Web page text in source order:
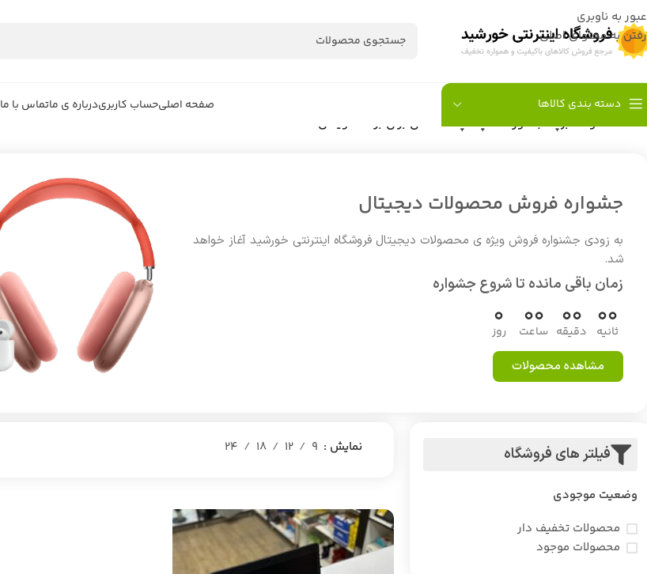
عبور به ناوبری
رفتن به محتوای اصلی
دسته بندی کالاها صفحه اصلیحساب کاربریدرباره ی ماتماس با ما
خانه/محصولات برچسب خورده “لپ تاپ اقتصادی برای برنامه نویسی DELL LATITUDE 5440”
جشواره فروش محصولات دیجیتال
به زودی جشنواره فروش ویژه ی محصولات دیجیتال فروشگاه اینترنتی خورشید آغاز خواهد
شد.
زمان باقی مانده تا شروع جشواره
0
روز
00
ساعت
00
دقیقه
00
ثانیه
مشاهده محصولات
فیلتر های فروشگاه
وضعیت موجودی
محصولات تخفیف دار
محصولات موجود
نمایش 9
12
18
24